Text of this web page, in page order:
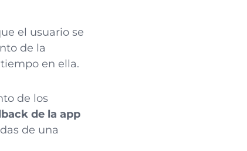
el usuario se
de la
en ella.
de los
de la app
de una